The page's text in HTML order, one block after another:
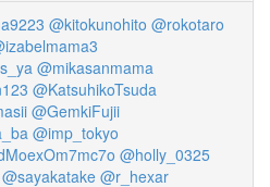
@kitokunohito @rokotaro
@mikasanmama
@KatsuhikoTsuda
@GemkiFujii
@imp_tokyo
@holly_0325
@sayakatake @r_hexar